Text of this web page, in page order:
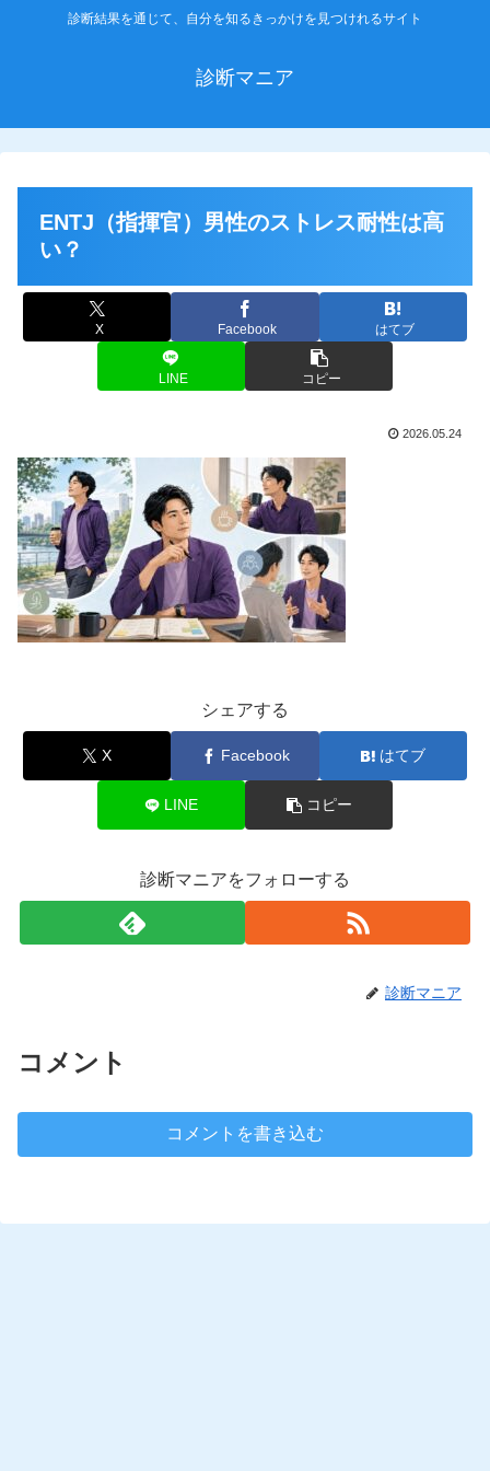
診断結果を通じて、自分を知るきっかけを見つけれるサイト
診断マニア
ENTJ（指揮官）男性のストレス耐性は高
い？
X Facebook はてブ
LINE コピー
2026.05.24
シェアする
X Facebook はてブ
LINE コピー
診断マニアをフォローする
診断マニア
コメント
コメントを書き込む